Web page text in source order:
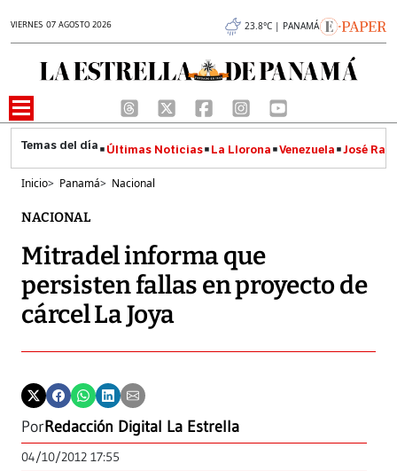
VIERNES 07 AGOSTO 2026 23.8°C | PANAMÁ
Últimas Noticias La Llorona Venezuela José
Inicio> Panamá> Nacional
NACIONAL
Mitradel informa que
persisten fallas en proyecto de
cárcel La Joya
PorRedacción Digital La Estrella
04/10/2012 17:55